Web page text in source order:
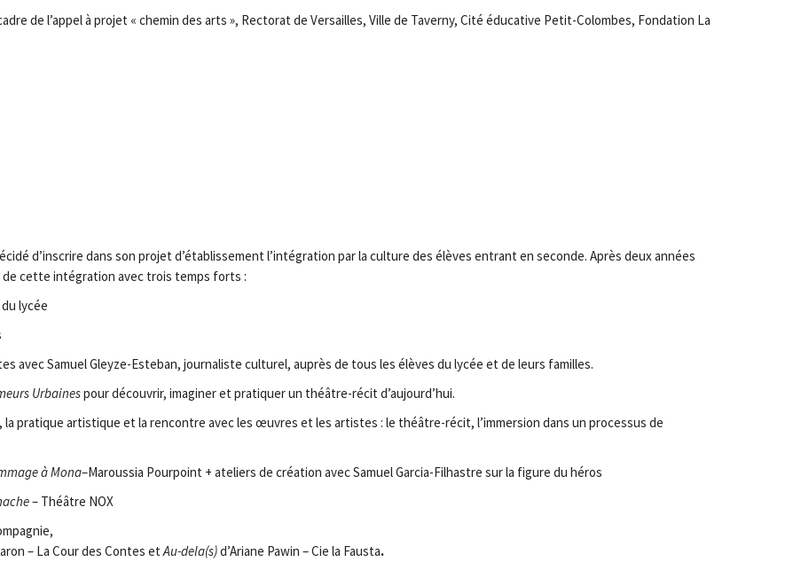
de l’appel à projet « chemin des arts », Rectorat de Versailles, Ville de Taverny, Cité éducative Petit-Colombes, Fondation La
d’inscrire dans son projet d’établissement l’intégration par la culture des élèves entrant en seconde. Après deux années
cette intégration avec trois temps forts :
lycée
avec Samuel Gleyze-Esteban, journaliste culturel, auprès de tous les élèves du lycée et de leurs familles.
Urbainespour découvrir, imaginer et pratiquer un théâtre-récit d’aujourd’hui.
pratique artistique et la rencontre avec les œuvres et les artistes : le théâtre-récit, l’immersion dans un processus de
à Mona–Maroussia Pourpoint + ateliers de création avec Samuel Garcia-Filhastre sur la figure du héros
– Théâtre NOX
– La Cour des Contes etAu-dela(s)d’Ariane Pawin – Cie la Fausta.